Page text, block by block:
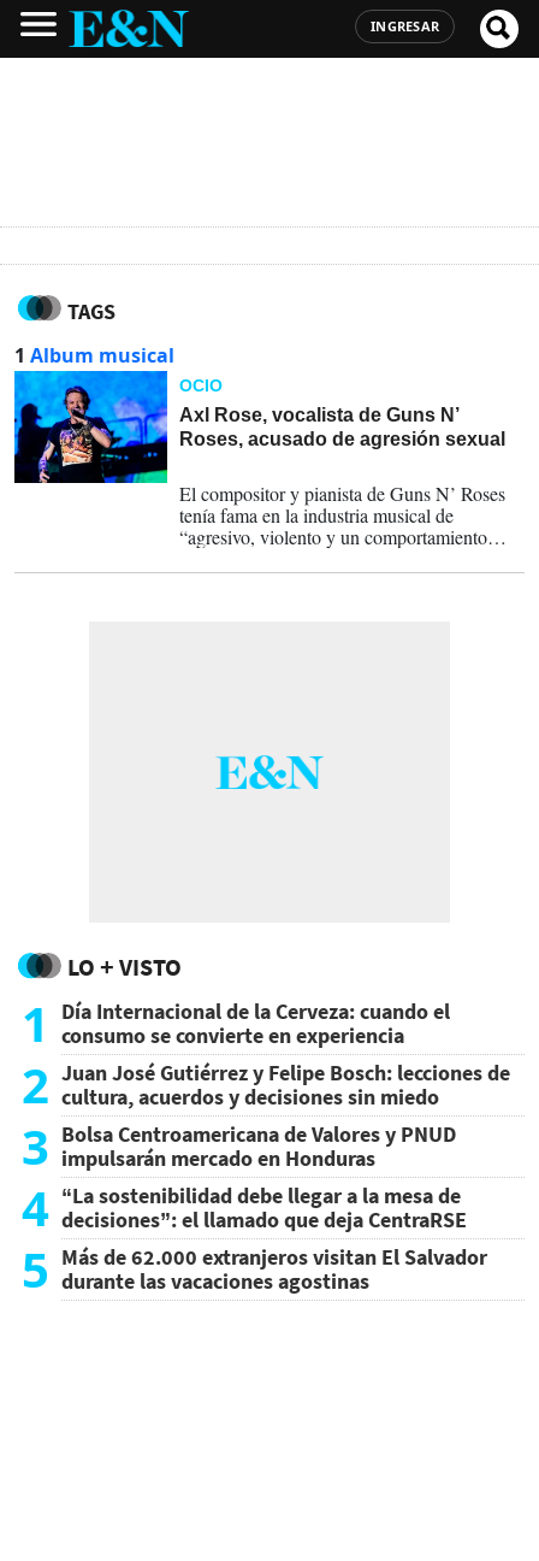
INGRESAR
TAGS
1 Album musical
OCIO
Axl Rose, vocalista de Guns N’
Roses, acusado de agresión sexual
El compositor y pianista de Guns N’ Roses
tenía fama en la industria musical de
“agresivo, violento y un comportamiento
páginas presentada electrónicamente este
LO + VISTO
1
Día Internacional de la Cerveza: cuando el
consumo se convierte en experiencia
2 Juan José Gutiérrez y Felipe Bosch: lecciones de
cultura, acuerdos y decisiones sin miedo
3 Bolsa Centroamericana de Valores y PNUD
impulsarán mercado en Honduras
4 “La sostenibilidad debe llegar a la mesa de
decisiones”: el llamado que deja CentraRSE
5 Más de 62.000 extranjeros visitan El Salvador
durante las vacaciones agostinas